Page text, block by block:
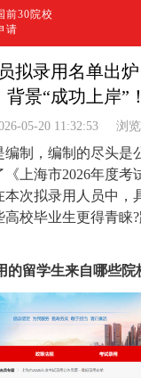
前30院校
请
拟录用名单出
背景“成功上岸”！
05-20 11:32:53 浏
编制，编制的尽头是
上海市2026年度考
本次拟录用人员中，
高校毕业生更得青睐
留学生来自哪些院